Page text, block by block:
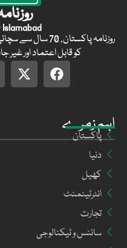
اہم زمرے
پاکستان
دنیا
کھیل
انٹرٹینمنٹ
تجارت
سائنس و ٹیکنالوجی
Islamabad
روزنامہ پاکستان,
کو قابل اعتماد اور غیر